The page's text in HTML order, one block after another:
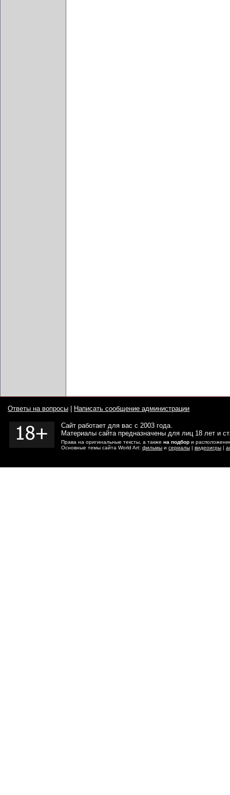
Ответы на вопросы Написать сообщение администрации
Сайт работает для вас с 2003 года.
Материалы сайта предназначены для лиц 18 лет и
Права на оригинальные тексты, а также на подбор и
Основные темы сайта World Art: фильмы и сериалы | видеоигры |